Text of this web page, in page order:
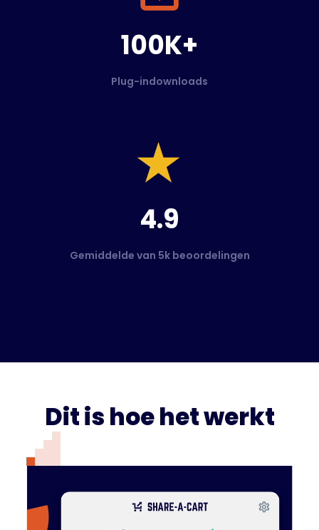
100K+
Plug-indownloads
4.9
Gemiddelde van 5k beoordelingen
Dit is hoe het werkt